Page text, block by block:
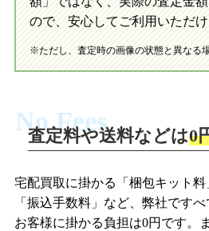
ので、安心してご利用いただけ
※ただし、査定時の画像の状態と異なる
No Fees
査定料や送料などは0
宅配買取に掛かる「梱包キット料
「振込手数料」など、弊社です
お客様に掛かる負担は0円です。